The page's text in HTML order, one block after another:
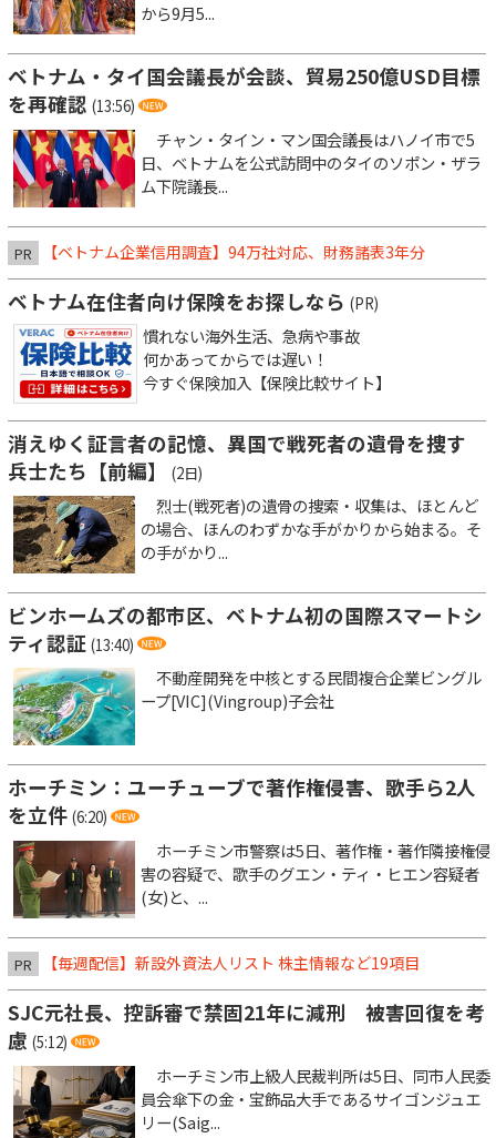
から9月5...
ベトナム・タイ国会議長が会談、貿易250億USD目標
を再確認 (13:56)
チャン・タイン・マン国会議長はハノイ市で5
日、ベトナムを公式訪問中のタイのソポン・ザラ
ム下院議長...
PR 【ベトナム企業信用調査】94万社対応、財務諸表3年分
ベトナム在住者向け保険をお探しなら (PR)
慣れない海外生活、急病や事故
何かあってからでは遅い！
今すぐ保険加入【保険比較サイト】
消えゆく証言者の記憶、異国で戦死者の遺骨を捜す
兵士たち【前編】
(2日)
烈士(戦死者)の遺骨の捜索・収集は、ほとんど
の場合、ほんのわずかな手がかりから始まる。そ
の手がかり...
ビンホームズの都市区、ベトナム初の国際スマートシ
ティ認証 (13:40)
不動産開発を中核とする民間複合企業ビングル
ープ[VIC](Vingroup)子会社
ホーチミン：ユーチューブで著作権侵害、歌手ら2人
を立件 (6:20)
ホーチミン市警察は5日、著作権・著作隣接権侵
害の容疑で、歌手のグエン・ティ・ヒエン容疑者
(女)と、...
PR 【毎週配信】新設外資法人リスト 株主情報など19項目
SJC元社長、控訴審で禁固21年に減刑 被害回復を考
慮 (5:12)
ホーチミン市上級人民裁判所は5日、同市人民委
員会傘下の金・宝飾品大手であるサイゴンジュエ
リー(Saig...